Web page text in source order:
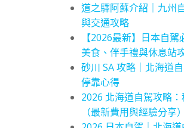
道之驛阿蘇介紹｜九州
與交通攻略
【2026最新】日本自
美食、伴手禮與休息站
砂川 SA 攻略｜北海道
停靠心得
2026 北海道自駕攻略
（最新費用與經驗分享）